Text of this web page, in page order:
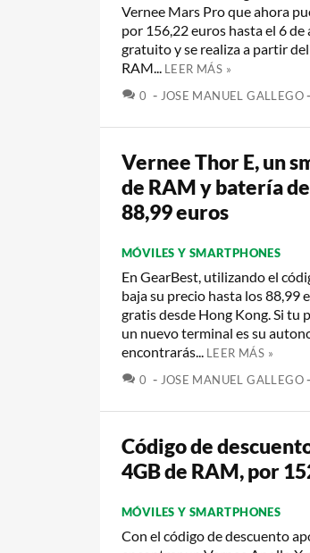
Vernee Mars Pro que ahora
por 156,22 euros hasta el 6 de
gratuito y se realiza a partir
RAM... LEER MÁS »
0 COMENTARIOS
JOSE MANUEL GALLEGO
Vernee Thor E, un
de RAM y batería
88,99 euros
MÓVILES Y SMARTPHONES
En GearBest, utilizando el
baja su precio hasta los 88,99
gratis desde Hong Kong. Si tu
un nuevo terminal es su
encontrarás... LEER MÁS »
0 COMENTARIOS
JOSE MANUEL GALLEGO
Código de
4GB de RAM, por
MÓVILES Y SMARTPHONES
Con el código de descuento